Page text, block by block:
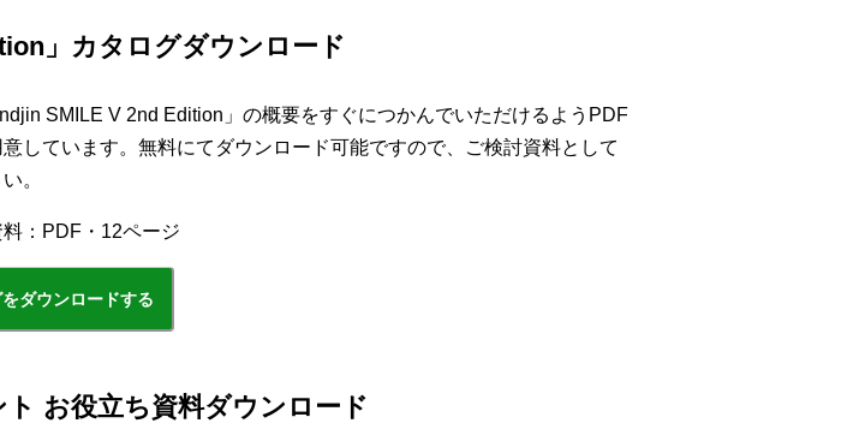
」カタログダウンロード
SMILE V 2nd Edition」の概要をすぐにつかんでいただけるようPDF
しています。無料にてダウンロード可能ですので、ご検討資料として
。
：PDF・12ページ
ダウンロードする
お役立ち資料ダウンロード